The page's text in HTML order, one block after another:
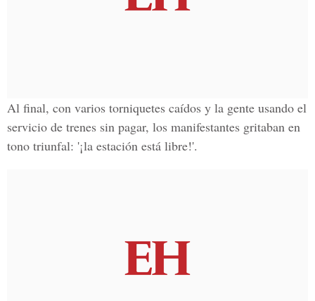
Al final, con varios torniquetes caídos y la gente usando el
servicio de trenes sin pagar, los manifestantes gritaban en
tono triunfal: '¡la estación está libre!'.